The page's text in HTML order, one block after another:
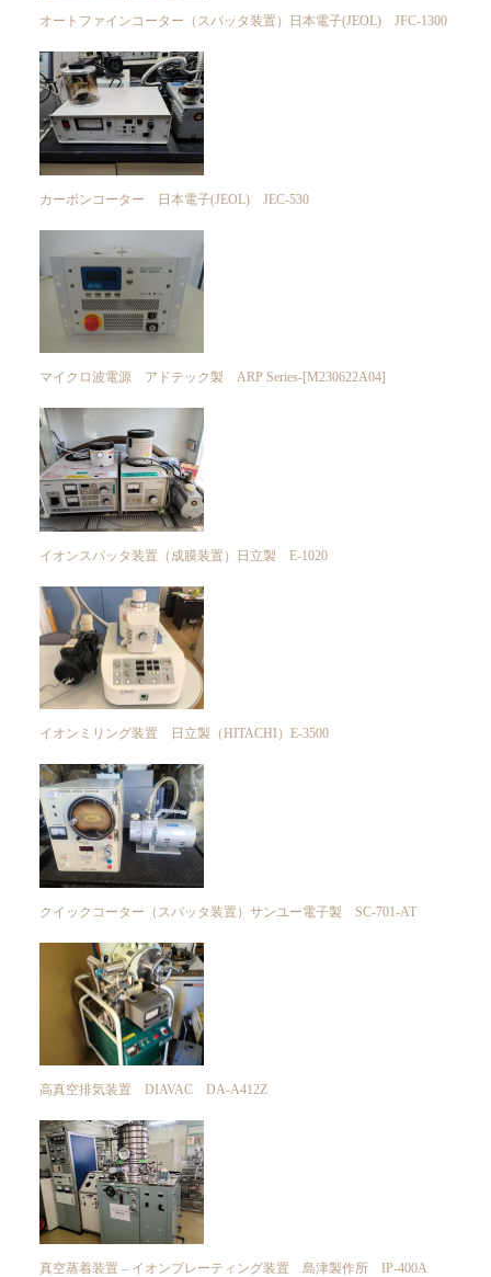
オートファインコーター（スパッタ装置）日本電子(JEOL) JFC-1300
カーボンコーター 日本電子(JEOL) JEC-530
マイクロ波電源 アドテック製 ARP Series-[M230622A04]
イオンスパッタ装置（成膜装置）日立製 E-1020
イオンミリング装置 日立製（HITACHI）E-3500
クイックコーター（スパッタ装置）サンユー電子製 SC-701-AT
高真空排気装置 DIAVAC DA-A412Z
真空蒸着装置 – イオンプレーティング装置 島津製作所 IP-400A